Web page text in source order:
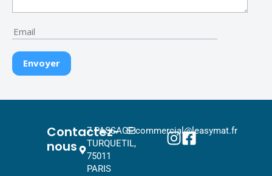
Contactez-
nous
7 PASSAGE
TURQUETIL,
75011
PARIS
commercial@leasymat.fr